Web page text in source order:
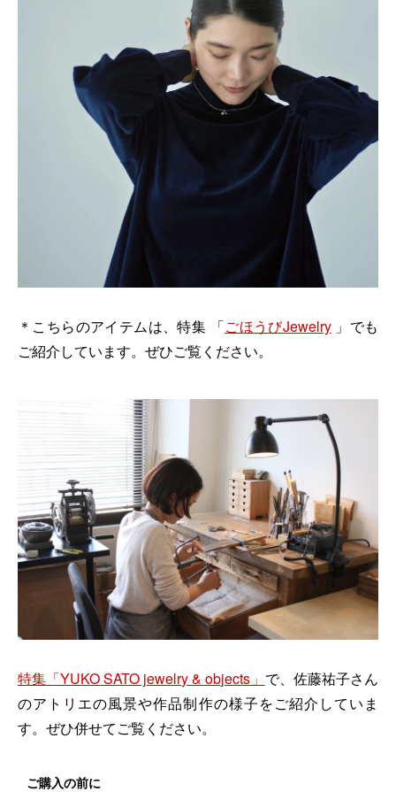
＊こちらのアイテムは、特集 「ごほうびJewelry」でも
ご紹介しています。ぜひご覧ください。
特集「YUKO SATO jewelry & objects」 で、佐藤祐子さん
のアトリエの風景や作品制作の様子をご紹介していま
す。ぜひ併せてご覧ください。
ご購入の前に